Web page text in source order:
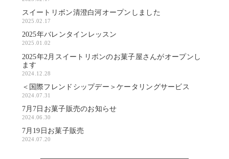
スイートリボン清澄白河オープンしました
2025.02.17
2025年バレンタインレッスン
2025.01.02
2025年2月スイートリボンのお菓子屋さんがオープンし
ます
2024.12.28
＜国際フレンドシップデー＞ケータリングサービス
2024.07.31
7月7日お菓子販売のお知らせ
2024.06.30
7月19日お菓子販売
2024.07.20